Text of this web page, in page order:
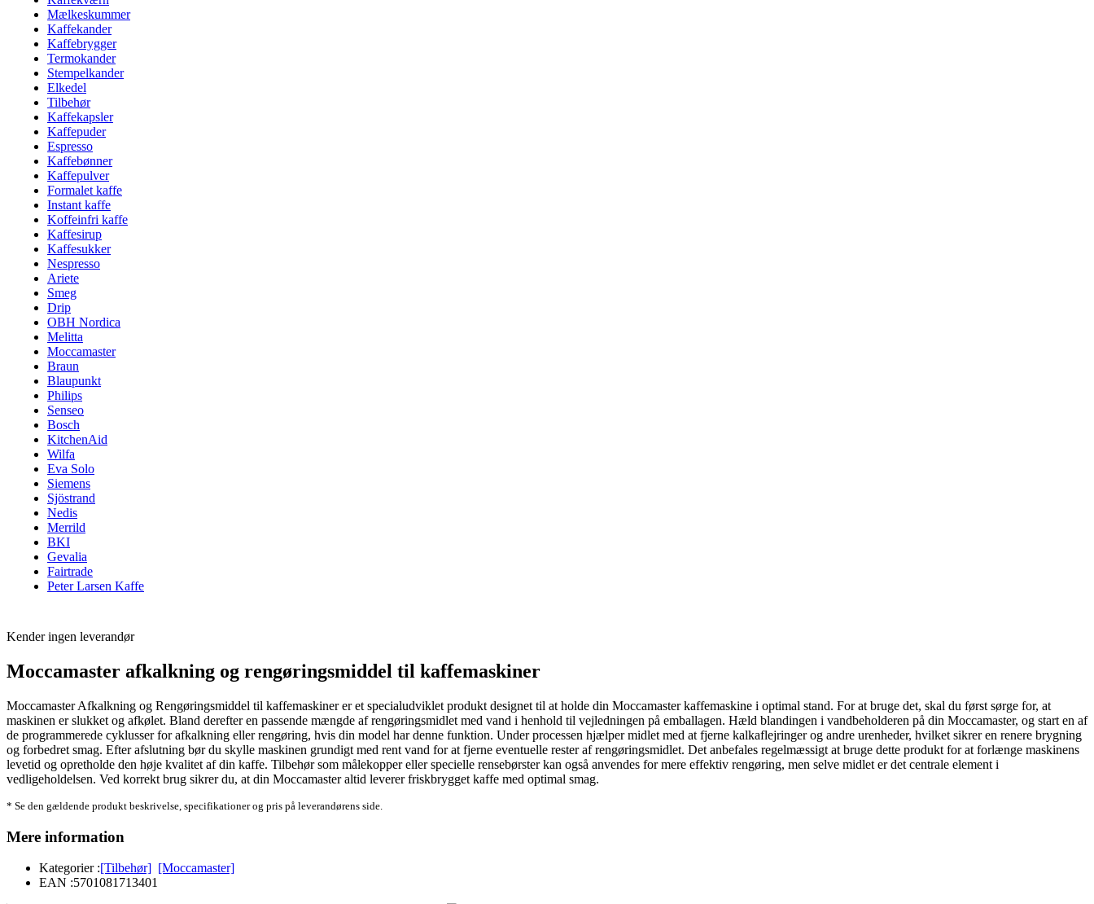
Mælkeskummer
Kaffekander
Kaffebrygger
Termokander
Stempelkander
Elkedel
Tilbehør
Kaffekapsler
Kaffepuder
Espresso
Kaffebønner
Kaffepulver
Formalet kaffe
Instant kaffe
Koffeinfri kaffe
Kaffesirup
Kaffesukker
Nespresso
Ariete
Smeg
Drip
OBH Nordica
Melitta
Moccamaster
Braun
Blaupunkt
Philips
Senseo
Bosch
KitchenAid
Wilfa
Eva Solo
Siemens
Sjöstrand
Nedis
Merrild
BKI
Gevalia
Fairtrade
Peter Larsen Kaffe
Kender ingen leverandør
Moccamaster afkalkning og rengøringsmiddel til kaffemaskiner
Moccamaster Afkalkning og Rengøringsmiddel til kaffemaskiner er et specialudviklet produkt designet til at holde din Moccamaster kaffemaskine i optimal stand. For at bruge det, skal du først sørge for, at
maskinen er slukket og afkølet. Bland derefter en passende mængde af rengøringsmidlet med vand i henhold til vejledningen på emballagen. Hæld blandingen i vandbeholderen på din Moccamaster, og start en af
de programmerede cyklusser for afkalkning eller rengøring, hvis din model har denne funktion. Under processen hjælper midlet med at fjerne kalkaflejringer og andre urenheder, hvilket sikrer en renere brygning
og forbedret smag. Efter afslutning bør du skylle maskinen grundigt med rent vand for at fjerne eventuelle rester af rengøringsmidlet. Det anbefales regelmæssigt at bruge dette produkt for at forlænge maskinens
levetid og opretholde den høje kvalitet af din kaffe. Tilbehør som målekopper eller specielle rensebørster kan også anvendes for mere effektiv rengøring, men selve midlet er det centrale element i
vedligeholdelsen. Ved korrekt brug sikrer du, at din Moccamaster altid leverer friskbrygget kaffe med optimal smag.
* Se den gældende produkt beskrivelse, specifikationer og pris på leverandørens side.
Mere information
Kategorier :[Tilbehør] [Moccamaster]
EAN :5701081713401